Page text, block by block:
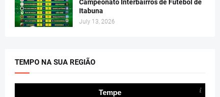
Campeonato Interbairros de Futebol de
Itabuna
July 13, 2026
TEMPO NA SUA REGIÃO
Tempe